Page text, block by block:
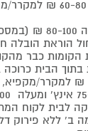
מסכים מ-75 אינץ'
הוראת הובלה
הקומות כבר
לבית לקוח
ב' ללא פירוק